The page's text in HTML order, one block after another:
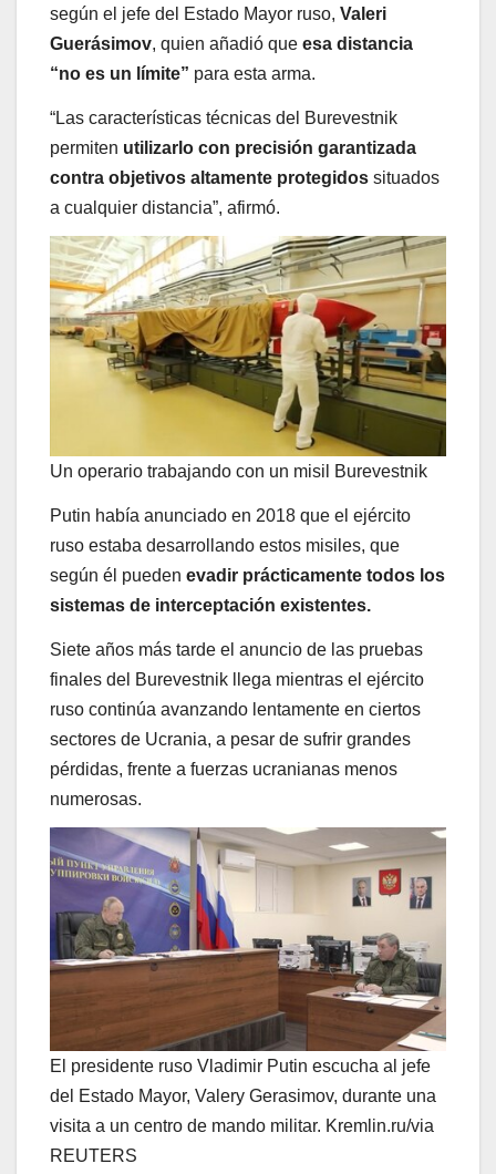
según el jefe del Estado Mayor ruso, Valeri
Guerásimov, quien añadió que esa distancia
“no es un límite” para esta arma.
“Las características técnicas del Burevestnik
permiten utilizarlo con precisión garantizada
contra objetivos altamente protegidos situados
a cualquier distancia”, afirmó.
Un operario trabajando con un misil Burevestnik
Putin había anunciado en 2018 que el ejército
ruso estaba desarrollando estos misiles, que
según él pueden evadir prácticamente todos los
sistemas de interceptación existentes.
Siete años más tarde el anuncio de las pruebas
finales del Burevestnik llega mientras el ejército
ruso continúa avanzando lentamente en ciertos
sectores de Ucrania, a pesar de sufrir grandes
pérdidas, frente a fuerzas ucranianas menos
numerosas.
El presidente ruso Vladimir Putin escucha al jefe
del Estado Mayor, Valery Gerasimov, durante una
visita a un centro de mando militar. Kremlin.ru/via
REUTERS